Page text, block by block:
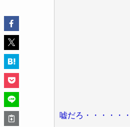
嘘だろ・・・・・・